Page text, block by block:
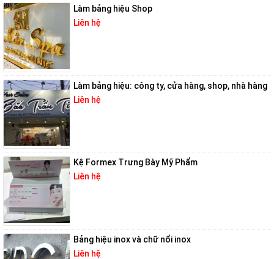
Làm bảng hiệu Shop
Liên hệ
Làm bảng hiệu: công ty, cửa hàng, shop, nhà hàng
Liên hệ
Kệ Formex Trưng Bày Mỹ Phẩm
Liên hệ
Bảng hiệu inox và chữ nổi inox
Liên hệ